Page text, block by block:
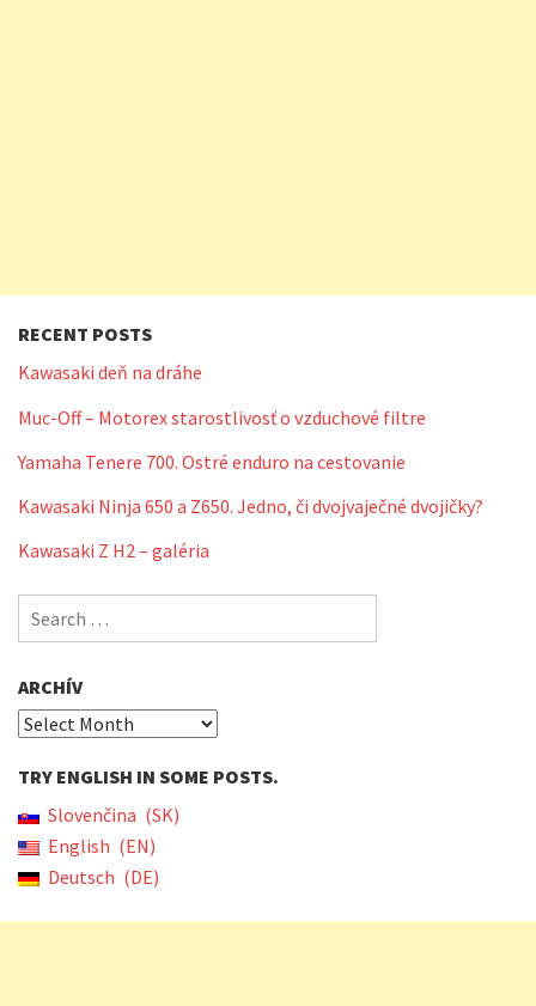
RECENT POSTS
Kawasaki deň na dráhe
Muc-Off – Motorex starostlivosť o vzduchové filtre
Yamaha Tenere 700. Ostré enduro na cestovanie
Kawasaki Ninja 650 a Z650. Jedno, či dvojvaječné dvojičky?
Kawasaki Z H2 – galéria
Search
for:
ARCHÍV
Archív
TRY ENGLISH IN SOME POSTS.
Slovenčina
SK
English
EN
Deutsch
DE